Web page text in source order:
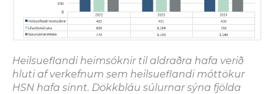
Heilsueflandi heimsóknir til aldraðra hafa verið
hluti af verkefnum sem heilsueflandi móttökur
HSN hafa sinnt. Dökkbláu súlurnar sýna fjölda